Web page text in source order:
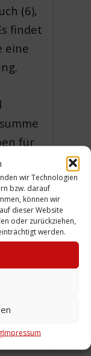
wir Technologien
bzw. darauf
können wir
dieser Website
oder zurückziehen,
werden.
Impressum
(6),
findet
eine
für
an